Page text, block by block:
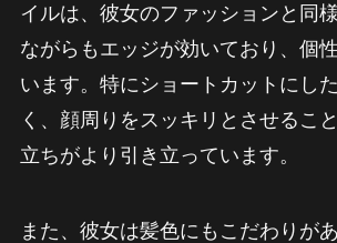
イルは、彼女のファッションと同
ながらもエッジが効いており、個
います。特にショートカットにし
く、顔周りをスッキリとさせるこ
立ちがより引き立っています。
また、彼女は髪色にもこだわりが